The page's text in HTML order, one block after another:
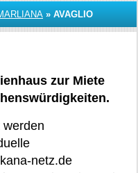
» AVAGLIO
zur Miete
werden
netz.de